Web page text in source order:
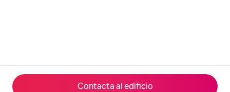
Contacta al edificio